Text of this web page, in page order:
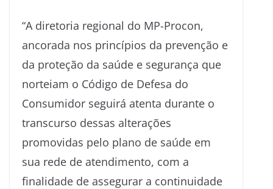
“A diretoria regional do MP-Procon,
ancorada nos princípios da prevenção e
da proteção da saúde e segurança que
norteiam o Código de Defesa do
Consumidor seguirá atenta durante o
transcurso dessas alterações
promovidas pelo plano de saúde em
sua rede de atendimento, com a
finalidade de assegurar a continuidade